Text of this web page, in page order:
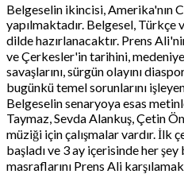
Belgeselin ikincisi, Amerika'nın
yapılmaktadır. Belgesel,
dilde hazırlanacaktır. Prens
ve Çerkesler'in tarihini,
savaşlarını, sürgün olayını
bugünkü temel sorunlarını
Belgeselin senaryoya esas
Taymaz, Sevda Alankuş, Çetin
müziği için çalışmalar vardır. İlk
başladı ve 3 ay içerisinde her
masraflarını Prens Ali